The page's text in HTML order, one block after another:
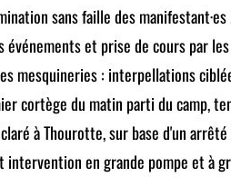
sans faille des
événements et prise de cours par
mesquineries : interpellations
cortège du matin parti du camp,
à Thourotte, sur base d'un
intervention en grande pompe et à